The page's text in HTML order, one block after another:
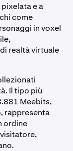
e a
come
in voxel
realtà virtuale
Il tipo più
Meebits,
, rappresenta
ordine
isitatore,